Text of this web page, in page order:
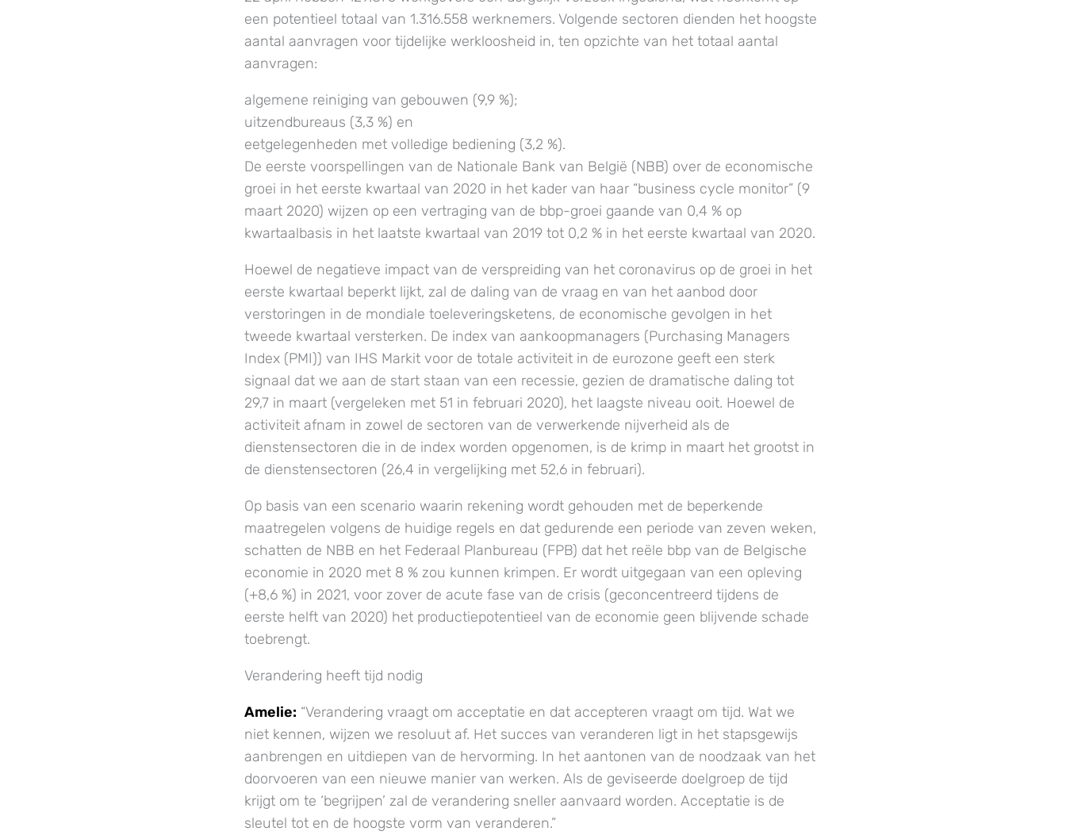
een potentieel totaal van 1.316.558 werknemers. Volgende sectoren dienden het hoogste
aantal aanvragen voor tijdelijke werkloosheid in, ten opzichte van het totaal aantal
aanvragen:
algemene reiniging van gebouwen (9,9 %);
uitzendbureaus (3,3 %) en
eetgelegenheden met volledige bediening (3,2 %).
De eerste voorspellingen van de Nationale Bank van België (NBB) over de economische
groei in het eerste kwartaal van 2020 in het kader van haar “business cycle monitor” (9
maart 2020) wijzen op een vertraging van de bbp-groei gaande van 0,4 % op
kwartaalbasis in het laatste kwartaal van 2019 tot 0,2 % in het eerste kwartaal van 2020.
Hoewel de negatieve impact van de verspreiding van het coronavirus op de groei in het
eerste kwartaal beperkt lijkt, zal de daling van de vraag en van het aanbod door
verstoringen in de mondiale toeleveringsketens, de economische gevolgen in het
tweede kwartaal versterken. De index van aankoopmanagers (Purchasing Managers
Index (PMI)) van IHS Markit voor de totale activiteit in de eurozone geeft een sterk
signaal dat we aan de start staan van een recessie, gezien de dramatische daling tot
29,7 in maart (vergeleken met 51 in februari 2020), het laagste niveau ooit. Hoewel de
activiteit afnam in zowel de sectoren van de verwerkende nijverheid als de
dienstensectoren die in de index worden opgenomen, is de krimp in maart het grootst in
de dienstensectoren (26,4 in vergelijking met 52,6 in februari).
Op basis van een scenario waarin rekening wordt gehouden met de beperkende
maatregelen volgens de huidige regels en dat gedurende een periode van zeven weken,
schatten de NBB en het Federaal Planbureau (FPB) dat het reële bbp van de Belgische
economie in 2020 met 8 % zou kunnen krimpen. Er wordt uitgegaan van een opleving
(+8,6 %) in 2021, voor zover de acute fase van de crisis (geconcentreerd tijdens de
eerste helft van 2020) het productiepotentieel van de economie geen blijvende schade
toebrengt.
Verandering heeft tijd nodig
Amelie: “Verandering vraagt om acceptatie en dat accepteren vraagt om tijd. Wat we
niet kennen, wijzen we resoluut af. Het succes van veranderen ligt in het stapsgewijs
aanbrengen en uitdiepen van de hervorming. In het aantonen van de noodzaak van het
doorvoeren van een nieuwe manier van werken. Als de geviseerde doelgroep de tijd
krijgt om te ‘begrijpen’ zal de verandering sneller aanvaard worden. Acceptatie is de
sleutel tot en de hoogste vorm van veranderen.”